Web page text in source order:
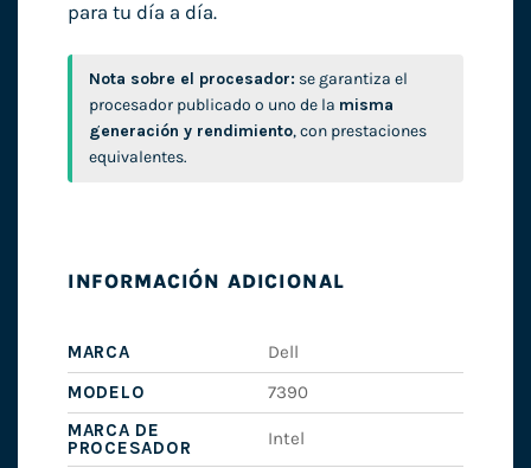
para tu día a día.
Nota sobre el procesador: se garantiza el
procesador publicado o uno de la misma
generación y rendimiento, con prestaciones
equivalentes.
INFORMACIÓN ADICIONAL
MARCA
Dell
MODELO
7390
MARCA DE
PROCESADOR
Intel